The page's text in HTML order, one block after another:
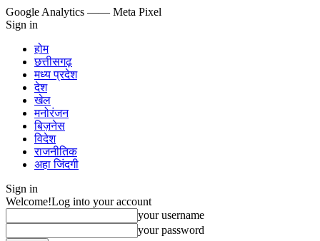
Google Analytics —— Meta Pixel
Sign in
होम
छत्तीसगढ़
मध्य प्रदेश
देश
खेल
मनोरंजन
बिज़नेस
विदेश
राजनीतिक
अहा जिंदगी
Sign in
Welcome!Log into your account
your username
your password